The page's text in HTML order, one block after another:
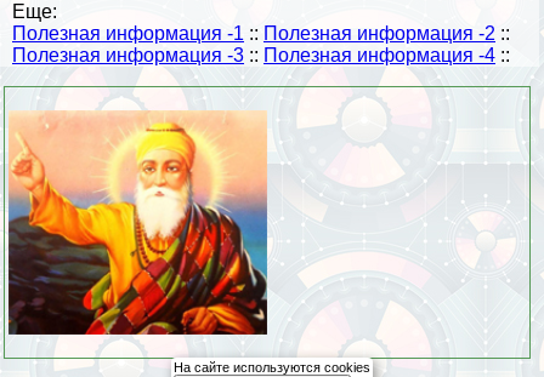
Еще:
Полезная информация -1 :: Полезная информация -2 ::
Полезная информация -3 :: Полезная информация -4 ::
На сайте используются cookies